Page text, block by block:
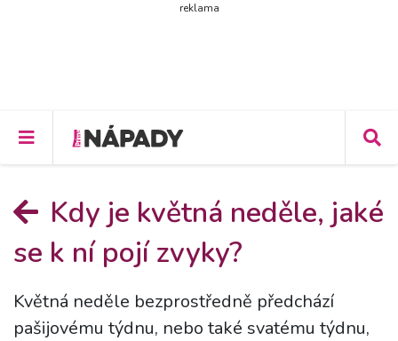
reklama
Kdy je květná neděle, jaké
se k ní pojí zvyky?
Květná neděle bezprostředně předchází
pašijovému týdnu, nebo také svatému týdnu,